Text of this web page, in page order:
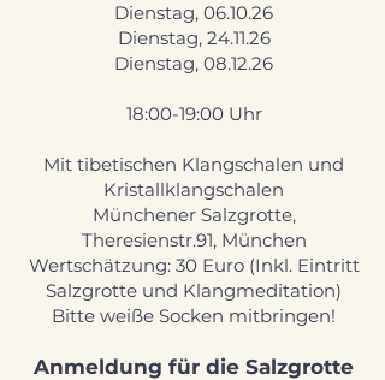
Dienstag, 06.10.26
Dienstag, 24.11.26
Dienstag, 08.12.26
18:00-19:00 Uhr
Mit tibetischen Klangschalen und
Kristallklangschalen
Münchener Salzgrotte,
Theresienstr.91, München
Wertschätzung: 30 Euro (Inkl. Eintritt
Salzgrotte und Klangmeditation)
Bitte weiße Socken mitbringen!
Anmeldung für die Salzgrotte